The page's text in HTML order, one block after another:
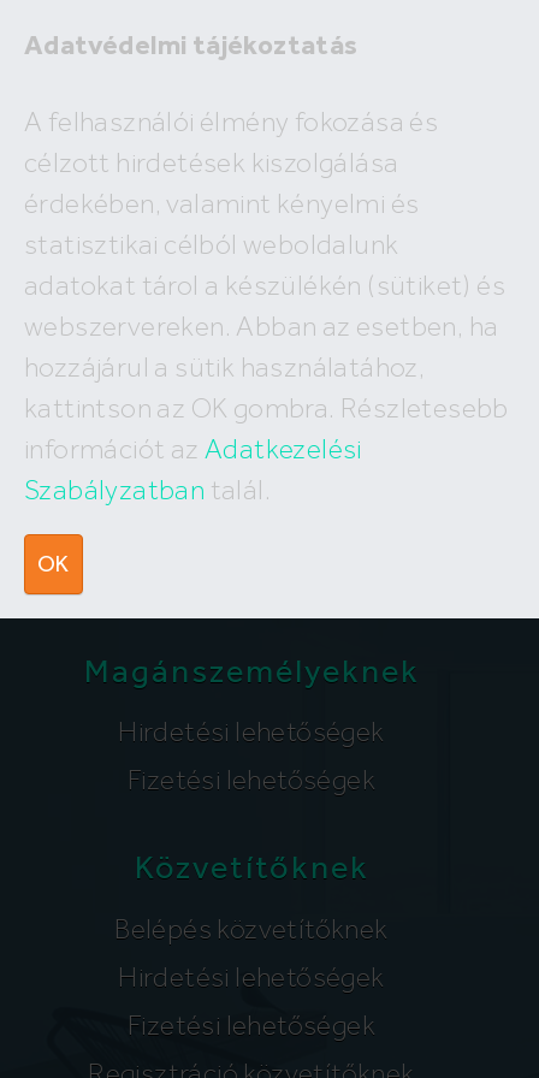
Adatvédelmi tájékoztatás
A felhasználói élmény fokozása és
célzott hirdetések kiszolgálása
érdekében, valamint kényelmi és
statisztikai célból weboldalunk
adatokat tárol a készülékén (sütiket) és
webszervereken. Abban az esetben, ha
hozzájárul a sütik használatához,
kattintson az OK gombra. Részletesebb
információt az Adatkezelési
Szabályzatban talál.
OK
A megadott ingatlan már nem
szerepel az adatbázisunkban!
Hívj minket
+36 (30) 550 5566
Írj nekünk
Magánszemélyeknek
Hirdetési lehetőségek
Fizetési lehetőségek
Közvetítőknek
Belépés közvetítőknek
Hirdetési lehetőségek
Fizetési lehetőségek